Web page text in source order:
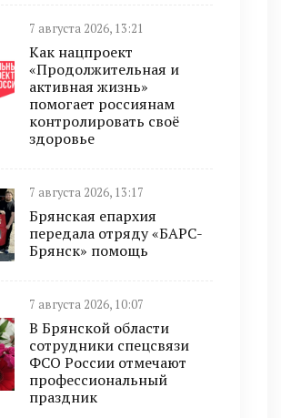
7 августа 2026, 13:21
Как нацпроект
«Продолжительная и
активная жизнь»
помогает россиянам
контролировать своё
здоровье
7 августа 2026, 13:17
Брянская епархия
передала отряду «БАРС-
Брянск» помощь
7 августа 2026, 10:07
В Брянской области
сотрудники спецсвязи
ФСО России отмечают
профессиональный
праздник